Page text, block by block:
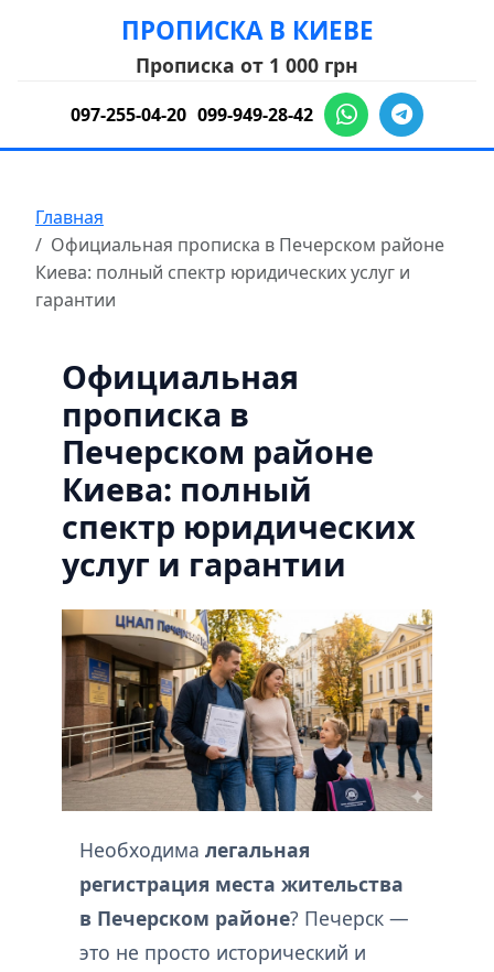
ПРОПИСКА В КИЕВЕ
Прописка от 1 000 грн
097-255-04-20 099-949-28-42
Главная
Официальная прописка в Печерском районе
Киева: полный спектр юридических услуг и
гарантии
Официальная
прописка в
Печерском районе
Киева: полный
спектр юридических
услуг и гарантии
Необходима легальная
регистрация места жительства
в Печерском районе? Печерск —
это не просто исторический и